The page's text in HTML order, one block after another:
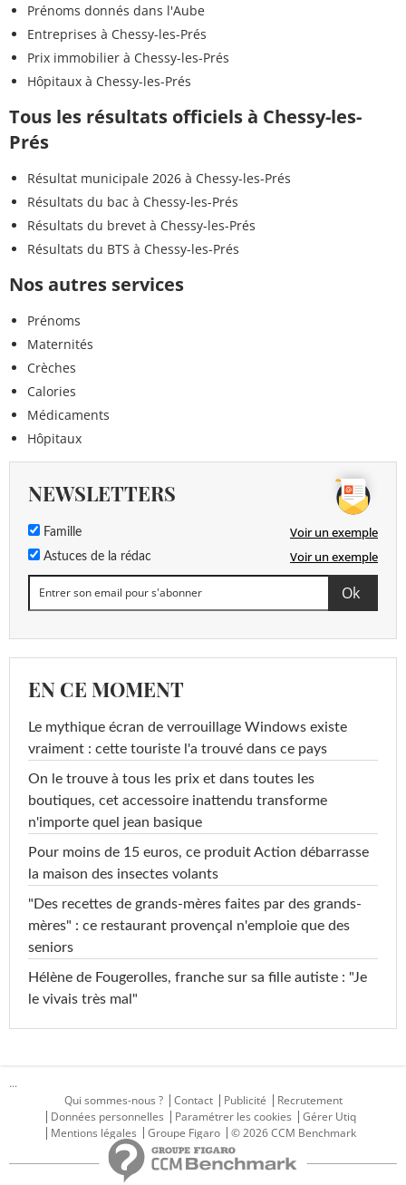
Prénoms donnés dans l'Aube
Entreprises à Chessy-les-Prés
Prix immobilier à Chessy-les-Prés
Hôpitaux à Chessy-les-Prés
Tous les résultats officiels à Chessy-les-
Prés
Résultat municipale 2026 à Chessy-les-Prés
Résultats du bac à Chessy-les-Prés
Résultats du brevet à Chessy-les-Prés
Résultats du BTS à Chessy-les-Prés
Nos autres services
Prénoms
Maternités
Crèches
Calories
Médicaments
Hôpitaux
NEWSLETTERS
Famille Voir un exemple
Astuces de la rédac Voir un exemple
EN CE MOMENT
Le mythique écran de verrouillage Windows existe
vraiment : cette touriste l'a trouvé dans ce pays
On le trouve à tous les prix et dans toutes les
boutiques, cet accessoire inattendu transforme
n'importe quel jean basique
Pour moins de 15 euros, ce produit Action débarrasse
la maison des insectes volants
"Des recettes de grands-mères faites par des grands-
mères" : ce restaurant provençal n'emploie que des
seniors
Hélène de Fougerolles, franche sur sa fille autiste : "Je
le vivais très mal"
...
Qui sommes-nous ?
Contact Publicité
Recrutement
Données personnelles
Paramétrer les cookies
Gérer Utiq
Mentions légales
Groupe Figaro © 2026 CCM Benchmark